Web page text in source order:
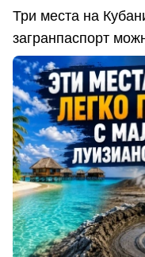
Три места на
загранпаспорт